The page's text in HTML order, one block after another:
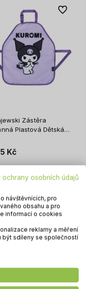
Zástěra
Plastová Dětská
Kč
Vložit do košíku
Do
Do
ochrany osobních údajů
návštěvnících, pro
obsahu a pro
informací o cookies
reklamy a měření
být sdíleny se společností